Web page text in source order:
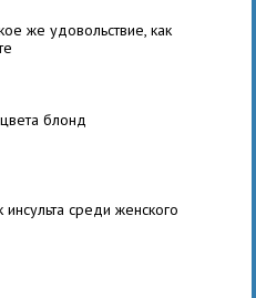
же удовольствие, как
блонд
среди женского